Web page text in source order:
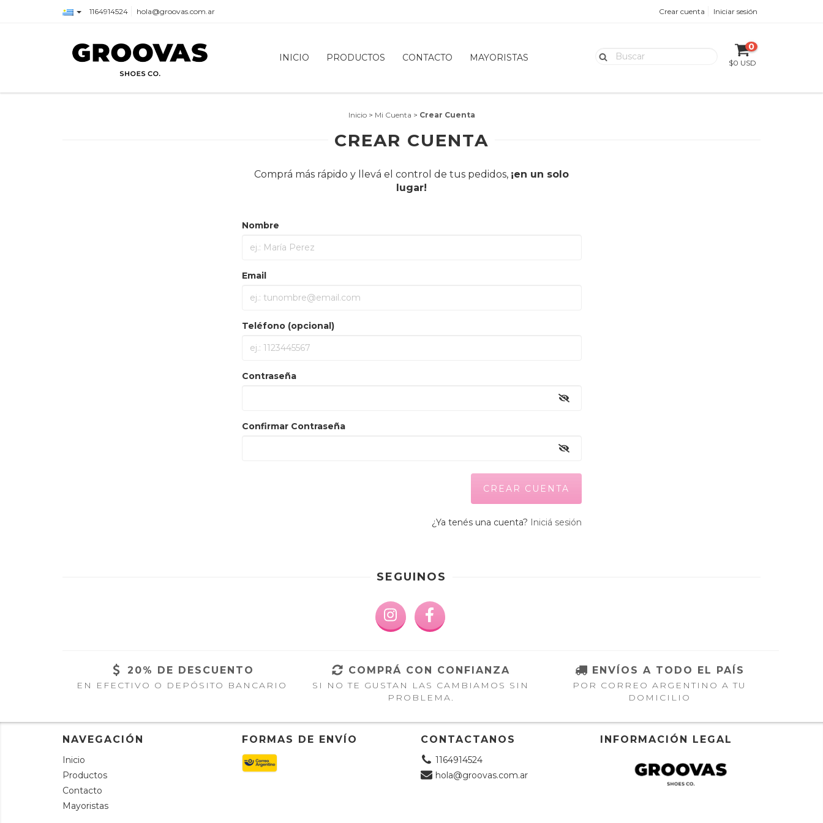
1164914524 hola@groovas.com.ar Crear cuenta Iniciar sesión
INICIO PRODUCTOS CONTACTO MAYORISTAS
0
$0 USD
Inicio > Mi Cuenta > Crear Cuenta
CREAR CUENTA
Comprá más rápido y llevá el control de tus pedidos, ¡en un solo
lugar!
Nombre
Email
Teléfono (opcional)
Contraseña
Confirmar Contraseña
¿Ya tenés una cuenta? Iniciá sesión
SEGUINOS
20% DE DESCUENTO
EN EFECTIVO O DEPÓSITO BANCARIO
COMPRÁ CON CONFIANZA
SI NO TE GUSTAN LAS CAMBIAMOS SIN
PROBLEMA.
ENVÍOS A TODO EL PAÍS
POR CORREO ARGENTINO A TU
DOMICILIO
NAVEGACIÓN
Inicio
Productos
Contacto
Mayoristas
FORMAS DE ENVÍO CONTACTANOS
1164914524
hola@groovas.com.ar
INFORMACIÓN LEGAL